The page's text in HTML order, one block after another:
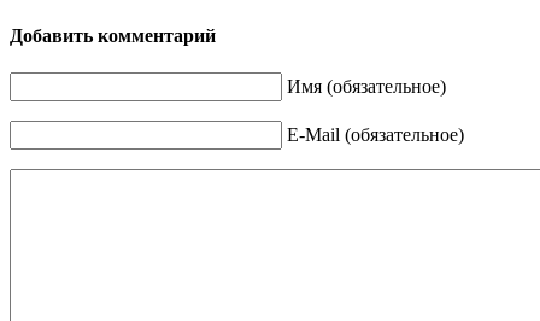
Добавить комментарий
Имя (обязательное)
E-Mail (обязательное)